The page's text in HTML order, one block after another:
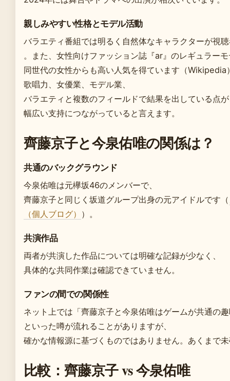
親しみやすい性格とモデル活動
バラエティ番組では明るく自然体なキャラクターが視
。また、女性向けファッション誌『ar』のレギュラー
同世代の女性からも高い人気を得ています（Wikipedia
歌唱力、女優業、モデル業、
バラエティと複数のフィールドで結果を出している点
幅広い支持につながっていると言えます。
齊藤京子と今泉佑唯の関係は？
共通のバックグラウンド
今泉佑唯は元欅坂46のメンバーで、
齊藤京子と同じく坂道グループ出身の元アイドルです（
（個人ブログ） ）。
共演作品
両者が共演した作品については明確な記録が少なく、
具体的な共同作業は確認できていません。
ファンの間での関係性
ネット上では「齊藤京子と今泉佑唯はゲームが共通の
といった噂が流れることがありますが、
確かな情報源に基づくものではありません。あくまで
比較：齊藤京子 vs 今泉佑唯